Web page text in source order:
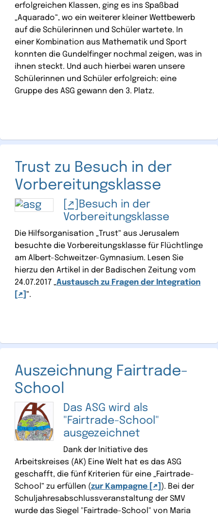
erfolgreichen Klassen, ging es ins Spaßbad
„Aquarado“, wo ein weiterer kleiner Wettbewerb
auf die Schülerinnen und Schüler wartete. In
einer Kombination aus Mathematik und Sport
konnten die Gundelfinger nochmal zeigen, was in
ihnen steckt. Und auch hierbei waren unsere
Schülerinnen und Schüler erfolgreich: eine
Gruppe des ASG gewann den 3. Platz.
Trust zu Besuch in der
Vorbereitungsklasse
Besuch in der
Vorbereitungsklasse
Die Hilfsorganisation „Trust“ aus Jerusalem
besuchte die Vorbereitungsklasse für Flüchtlinge
am Albert-Schweitzer-Gymnasium. Lesen Sie
hierzu den Artikel in der Badischen Zeitung vom
24.07.2017 „Austausch zu Fragen der Integration
“.
Auszeichnung Fairtrade-
School
Das ASG wird als
"Fairtrade-School"
ausgezeichnet
Dank der Initiative des
Arbeitskreises (AK) Eine Welt hat es das ASG
geschafft, die fünf Kriterien für eine „Fairtrade-
School“ zu erfüllen (zur Kampagne
). Bei der
Schuljahresabschlussveranstaltung der SMV
wurde das Siegel "Fairtrade-School" von Maria